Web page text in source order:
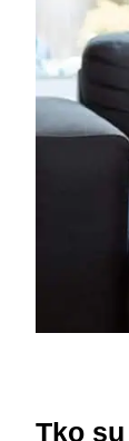
Tko